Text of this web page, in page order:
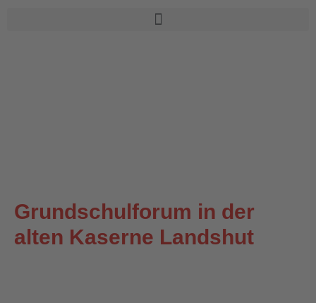
Grundschulforum in der
alten Kaserne Landshut